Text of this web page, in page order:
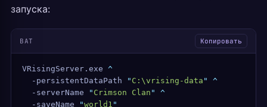
запуска:
BAT Копировать
VRisingServer.exe ^
  -persistentDataPath
" C:\vrising-data "
^
  -serverName
" Crimson Clan "
^
  -saveName
"world1 "